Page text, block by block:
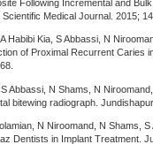
Following Incremental and
Medical Journal. 2015;
Habibi Kia, S Abbassi, N
of Proximal Recurrent Caries
Abbassi, N Shams, N
bitewing radiograph.
N Niroomand, N Shams,
Dentists in Implant Treatment.